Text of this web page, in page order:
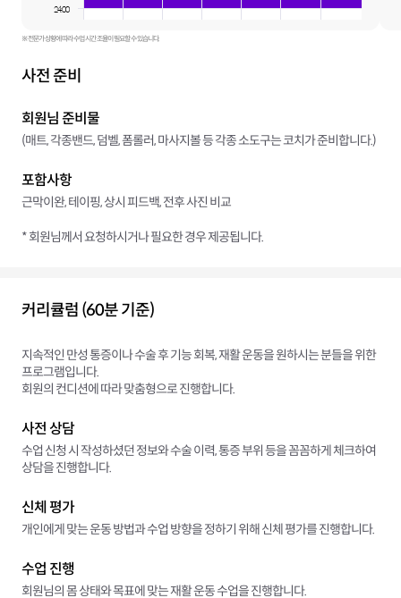
24:00
※ 전문가 상황에 따라 수업 시간 조율이 필요할 수 있습니다.
사전 준비
회원님 준비물
(매트, 각종밴드, 덤벨, 폼롤러, 마사지볼 등 각종 소도구는 코치가 준비합니다.)
포함사항
근막이완, 테이핑, 상시 피드백, 전후 사진 비교
* 회원님께서 요청하시거나 필요한 경우 제공됩니다.
커리큘럼 (60분 기준)
지속적인 만성 통증이나 수술 후 기능 회복, 재활 운동을 원하시는 분들을 위한
프로그램입니다.
회원의 컨디션에 따라 맞춤형으로 진행합니다.
사전 상담
수업 신청 시 작성하셨던 정보와 수술 이력, 통증 부위 등을 꼼꼼하게 체크하여
상담을 진행합니다.
신체 평가
개인에게 맞는 운동 방법과 수업 방향을 정하기 위해 신체 평가를 진행합니다.
수업 진행
회원님의 몸 상태와 목표에 맞는 재활 운동 수업을 진행합니다.